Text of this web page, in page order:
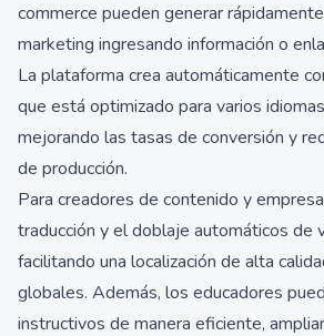
commerce pueden generar
marketing ingresando información o
La plataforma crea automáticamente
que está optimizado para varios
mejorando las tasas de conversión y
de producción.
Para creadores de contenido y
traducción y el doblaje automáticos de
facilitando una localización de alta
globales. Además, los educadores
instructivos de manera eficiente,